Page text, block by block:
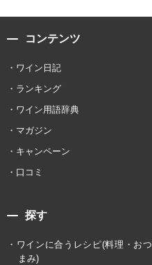
コンテンツ
ワイン日記
ランキング
ワイン用語辞典
マガジン
キャンペーン
口コミ
探す
ワインに合うレシピ(料理・おつ
まみ)